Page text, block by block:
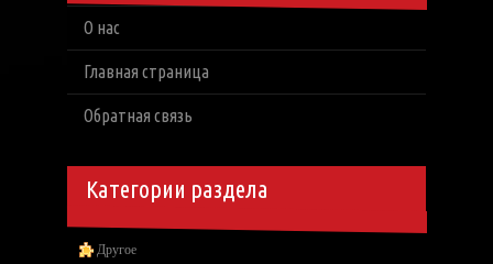
О нас
Главная страница
Обратная связь
Категории раздела
Другое